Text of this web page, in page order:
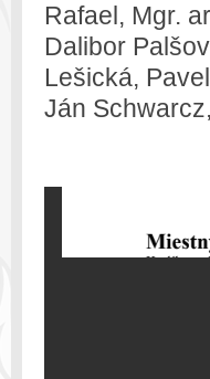
Rafael, Mgr.
Dalibor
Lešická,
Ján